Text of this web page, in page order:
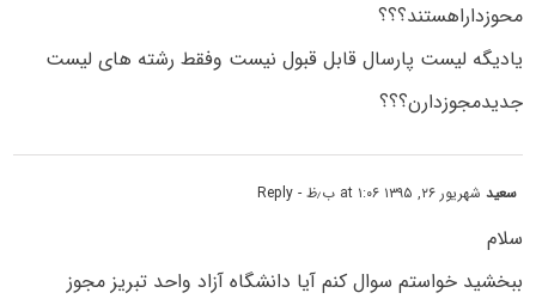
محوزداراهستند؟؟؟
یادیگه لیست پارسال قابل قبول نیست وفقط رشته های لیست
جدیدمجوزدارن؟؟؟
سعیدشهریور ۲۶, ۱۳۹۵ at ۱:۰۶ ب٫ظ - Reply
سلام
ببخشید خواستم سوال کنم آیا دانشگاه آزاد واحد تبریز مجوز